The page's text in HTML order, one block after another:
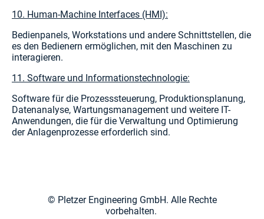
10. Human-Machine Interfaces (HMI):
Bedienpanels, Workstations und andere Schnittstellen, die
es den Bedienern ermöglichen, mit den Maschinen zu
interagieren.
11. Software und Informationstechnologie:
Software für die Prozesssteuerung, Produktionsplanung,
Datenanalyse, Wartungsmanagement und weitere IT-
Anwendungen, die für die Verwaltung und Optimierung
der Anlagenprozesse erforderlich sind.
© Pletzer Engineering GmbH. Alle Rechte
vorbehalten.